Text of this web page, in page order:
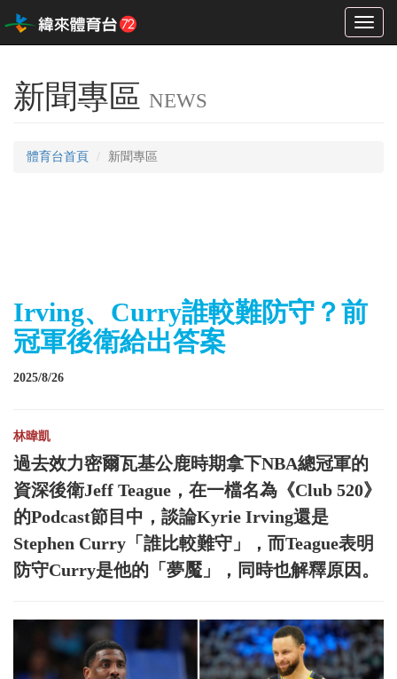
Toggle
新聞專區 NEWS
體育台首頁 新聞專區
Irving、Curry誰較難防守？前
冠軍後衛給出答案
2025/8/26
林暐凱
過去效力密爾瓦基公鹿時期拿下NBA總冠軍的
資深後衛Jeff Teague，在一檔名為《Club 520》
的Podcast節目中，談論Kyrie Irving還是
Stephen Curry「誰比較難守」，而Teague表明
防守Curry是他的「夢魘」，同時也解釋原因。